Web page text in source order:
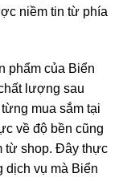
niềm tin từ phía
phẩm của Biển
lượng sau
mua sắm tại
về độ bền cũng
từ shop. Đây thực
dịch vụ mà Biển